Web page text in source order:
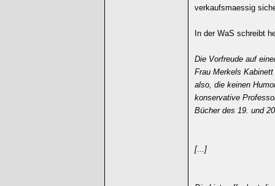
verkaufsmaessig
In der WaS schreibt
Die Vorfreude auf
Frau Merkels
also, die keinen
konservative
Bücher des 19. und
[...]